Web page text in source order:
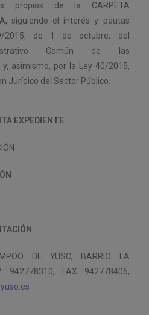
propios de la CARPETA
siguiendo el interés y pautas
2015, de 1 de octubre, del
Común de las
asimismo, por la Ley 40/2015,
Jurídico del Sector Público.
EXPEDIENTE
DE YUSO, BARRIO LA
942778310, FAX 942778406,